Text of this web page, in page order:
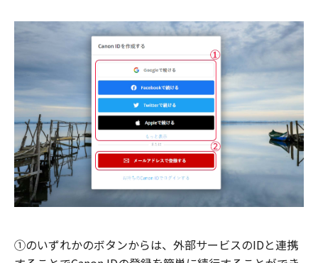
①のいずれかのボタンからは、外部サービスのIDと連携